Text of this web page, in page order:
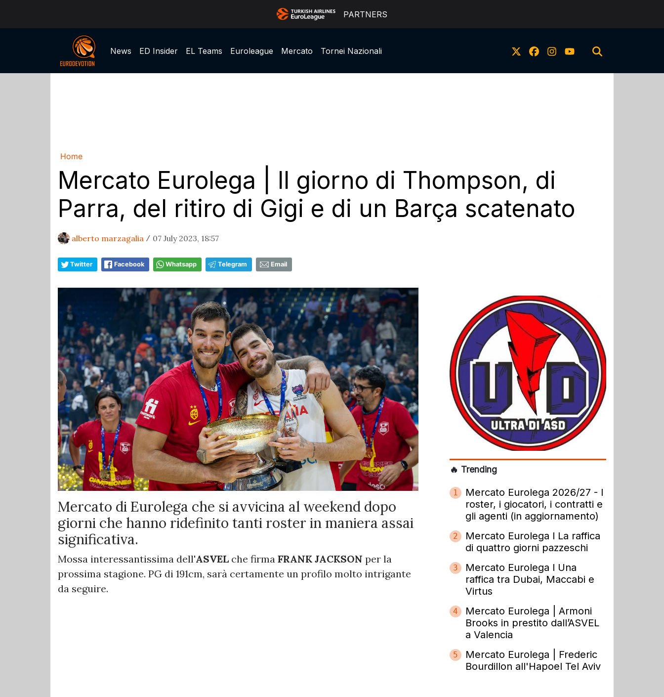
PARTNERS
News ED Insider EL Teams Euroleague Mercato Tornei Nazionali
Home
Mercato Eurolega | Il giorno di Thompson, di
Parra, del ritiro di Gigi e di un Barça scatenato
alberto marzagalia / 07 July 2023, 18:57
Twitter Facebook Whatsapp Telegram Email
Mercato di Eurolega che si avvicina al weekend dopo
giorni che hanno ridefinito tanti roster in maniera assai
significativa.
Mossa interessantissima dell'ASVEL che firma FRANK JACKSON per la
prossima stagione. PG di 191cm, sarà certamente un profilo molto intrigante
da seguire.
🔥 Trending
1
Mercato Eurolega 2026/27 - I
roster, i giocatori, i contratti e
gli agenti (in aggiornamento)
2
Mercato Eurolega l La raffica
di quattro giorni pazzeschi
3
Mercato Eurolega l Una
raffica tra Dubai, Maccabi e
Virtus
4
Mercato Eurolega | Armoni
Brooks in prestito dall’ASVEL
a Valencia
5
Mercato Eurolega | Frederic
Bourdillon all'Hapoel Tel Aviv